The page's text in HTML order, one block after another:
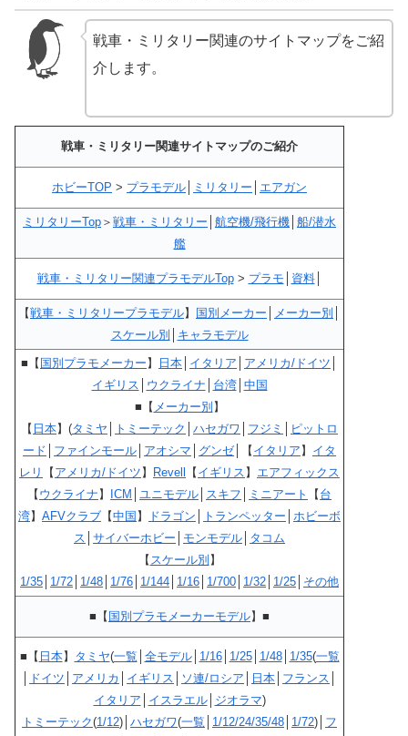
戦車・ミリタリー関連のサイトマップをご紹
介します。
戦車・ミリタリー関連サイトマップのご紹介
ホビーTOP > プラモデル ミリタリー エアガン
ミリタリーTop ＞ 戦車・ミリタリー 航空機/飛行機 船/潜水
艦
戦車・ミリタリー関連プラモデルTop> プラモ 資料│
【戦車・ミリタリープラモデル】 国別メーカー メーカー別
スケール別
キャラモデル
■【 国別プラモメーカー 】 日本 イタリア アメリカ/ドイツ
イギリス
ウクライナ 台湾│ 中国
■【 メーカー別 】
【 日本】(タミヤ トミーテック ハセガワ フジミ
ピットロ
ード
ファインモール アオシマ グンゼ│【 イタリア 】 イタ
レリ
【 アメリカ/ドイツ 】 Revell 【 イギリス 】 エアフィックス
【 ウクライナ 】 ICM ユニモデル スキフ ミニアート 【 台
湾】 AFVクラブ 【中国 】 ドラゴン トランペッター ホビーボ
ス サイバーホビー モンモデル タコム
【 スケール別 】
1/35 1/72 1/48 1/76 1/144 1/16 1/700 1/32 1/25 その他
■【 国別プラモメーカーモデル】■
■【 日本】 タミヤ(一覧 全モデル│ 1/16│ 1/25│ 1/48│ 1/35(一覧
ドイツ アメリカ イギリス ソ連/ロシア 日本 フランス
イタリア
イスラエル│ ジオラマ)
トミーテック(1/12)│ ハセガワ(一覧 1/12/24/35/48 1/72)│ フ